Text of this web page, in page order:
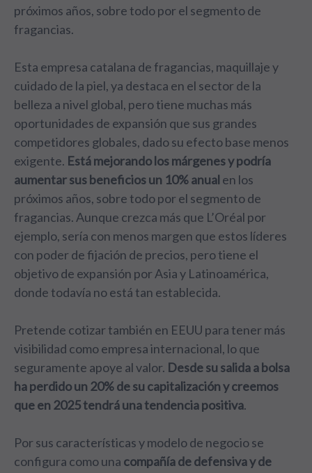
próximos años, sobre todo por el segmento de
fragancias.
Esta empresa catalana de fragancias, maquillaje y
cuidado de la piel, ya destaca en el sector de la
belleza a nivel global, pero tiene muchas más
oportunidades de expansión que sus grandes
competidores globales, dado su efecto base menos
exigente. Está mejorando los márgenes y podría
aumentar sus beneficios un 10% anual en los
próximos años, sobre todo por el segmento de
fragancias. Aunque crezca más que L’Oréal por
ejemplo, sería con menos margen que estos líderes
con poder de fijación de precios, pero tiene el
objetivo de expansión por Asia y Latinoamérica,
donde todavía no está tan establecida.
Pretende cotizar también en EEUU para tener más
visibilidad como empresa internacional, lo que
seguramente apoye al valor. Desde su salida a bolsa
ha perdido un 20% de su capitalización y creemos
que en 2025 tendrá una tendencia positiva.
Por sus características y modelo de negocio se
configura como una compañía de defensiva y de